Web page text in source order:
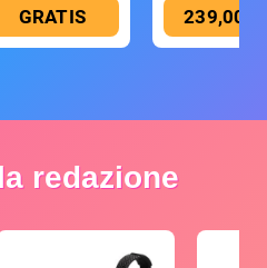
GRATIS 239,00 €
redazione